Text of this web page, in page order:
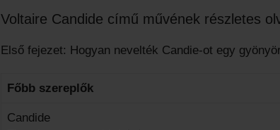
Voltaire Candide című művének részletes
Első fejezet: Hogyan nevelték Candie-ot egy
Főbb szereplők
Candide